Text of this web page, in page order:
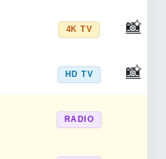
4K TV 📸
HD TV 📸
RADIO